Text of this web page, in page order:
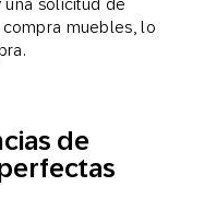
una solicitud de
muebles, lo
de